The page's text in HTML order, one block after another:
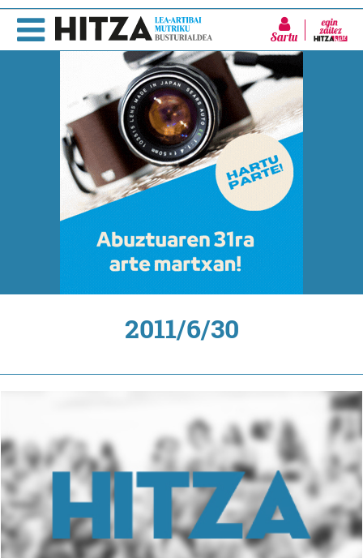
Sartu
2011/6/30